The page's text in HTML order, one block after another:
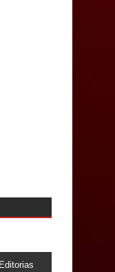
Editorias